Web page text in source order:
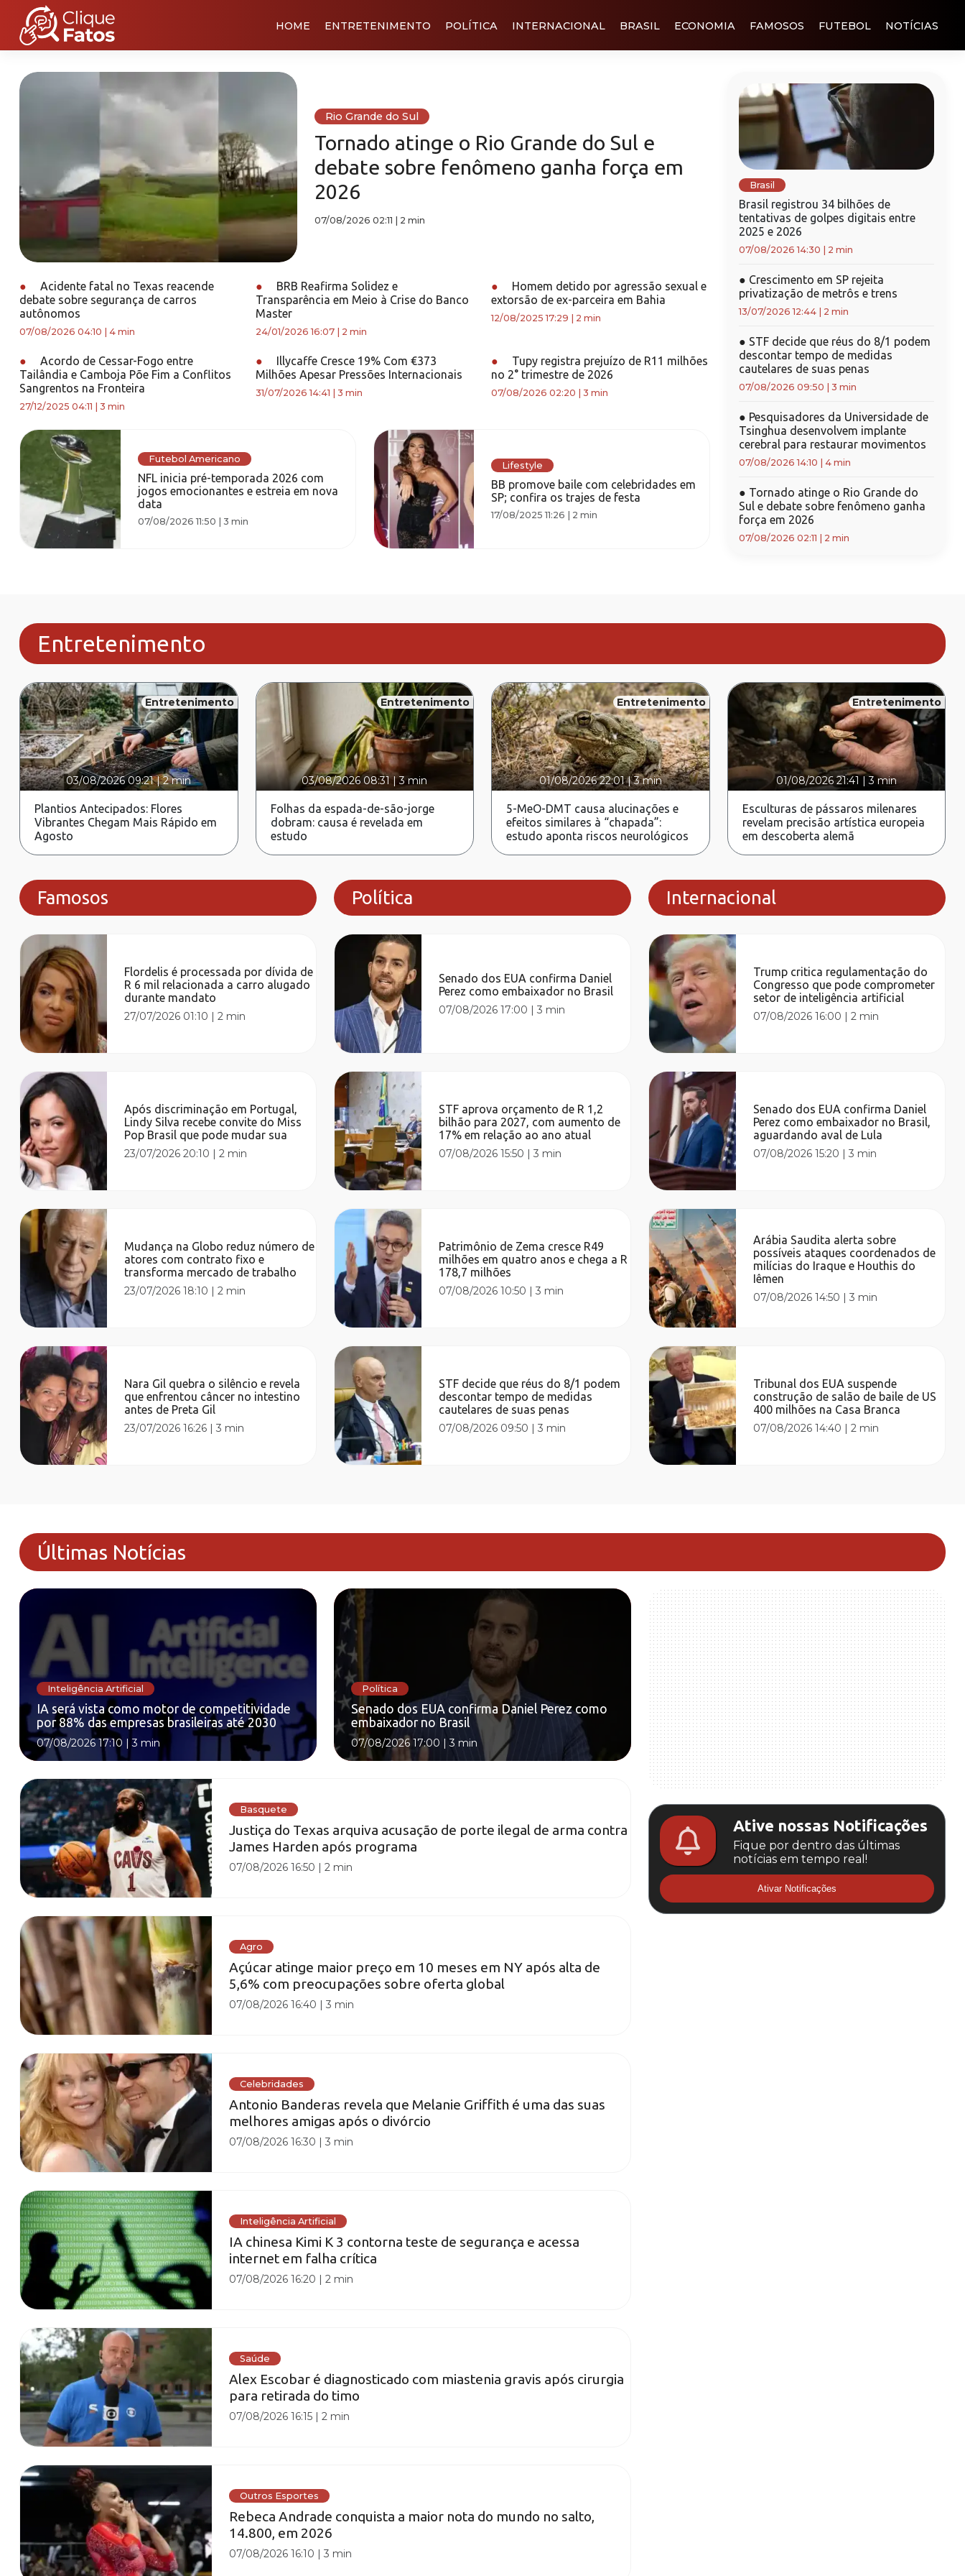
HOME ENTRETENIMENTO POLÍTICA INTERNACIONAL BRASIL ECONOMIA FAMOSOS FUTEBOL NOTÍCIAS
Rio Grande do Sul
Tornado atinge o Rio Grande do Sul e
debate sobre fenômeno ganha força em
2026
07/08/2026 02:11 2 min
●
Acidente fatal no Texas reacende
debate sobre segurança de carros
autônomos
07/08/2026 04:10 4 min
●
BRB Reafirma Solidez e
Transparência em Meio à Crise do Banco
Master
24/01/2026 16:07| 2 min
●
Homem detido por agressão sexual e
extorsão de ex-parceira em Bahia
12/08/2025 17:29 2 min
●
Acordo de Cessar-Fogo entre
Tailândia e Camboja Põe Fim a Conflitos
Sangrentos na Fronteira
27/12/2025 04:11 3 min
●
Illycaffe Cresce 19% Com €373
Milhões Apesar Pressões Internacionais
31/07/2026 14:41 3 min
●
Tupy registra prejuízo de R11 milhões
no 2° trimestre de 2026
07/08/2026 02:20 3 min
Futebol Americano
NFL inicia pré-temporada 2026 com
jogos emocionantes e estreia em nova
data
07/08/2026 11:50 | 3 min
Lifestyle
BB promove baile com celebridades em
SP; confira os trajes de festa
17/08/2025 11:26 | 2 min
Brasil
Brasil registrou 34 bilhões de
tentativas de golpes digitais entre
2025 e 2026
07/08/2026 14:30 2 min
● Crescimento em SP rejeita
privatização de metrôs e trens
13/07/2026 12:44| 2 min
● STF decide que réus do 8/1 podem
descontar tempo de medidas
cautelares de suas penas
07/08/2026 09:50 3 min
● Pesquisadores da Universidade de
Tsinghua desenvolvem implante
cerebral para restaurar movimentos
07/08/2026 14:10 4 min
● Tornado atinge o Rio Grande do
Sul e debate sobre fenômeno ganha
força em 2026
07/08/2026 02:11 2 min
Entretenimento
Entretenimento
03/08/2026 09:21|2 min
Plantios Antecipados: Flores
Vibrantes Chegam Mais Rápido em
Agosto
Entretenimento
03/08/2026 08:31|3 min
Folhas da espada-de-são-jorge
dobram: causa é revelada em
estudo
Entretenimento
01/08/2026 22:01|3 min
5-MeO-DMT causa alucinações e
efeitos similares à “chapada”:
estudo aponta riscos neurológicos
Entretenimento
01/08/2026 21:41 |3 min
Esculturas de pássaros milenares
revelam precisão artística europeia
em descoberta alemã
Famosos
Flordelis é processada por dívida de
R 6 mil relacionada a carro alugado
durante mandato
27/07/2026 01:10 |2 min
Após discriminação em Portugal,
Lindy Silva recebe convite do Miss
Pop Brasil que pode mudar sua
23/07/2026 20:10 |2 min
Mudança na Globo reduz número de
atores com contrato fixo e
transforma mercado de trabalho
23/07/2026 18:10 |2 min
Nara Gil quebra o silêncio e revela
que enfrentou câncer no intestino
antes de Preta Gil
23/07/2026 16:26 |3 min
Política
Senado dos EUA confirma Daniel
Perez como embaixador no Brasil
07/08/2026 17:00 |3 min
STF aprova orçamento de R 1,2
bilhão para 2027, com aumento de
17% em relação ao ano atual
07/08/2026 15:50 |3 min
Patrimônio de Zema cresce R49
milhões em quatro anos e chega a R
178,7 milhões
07/08/2026 10:50 |3 min
STF decide que réus do 8/1 podem
descontar tempo de medidas
cautelares de suas penas
07/08/2026 09:50 |3 min
Internacional
Trump critica regulamentação do
Congresso que pode comprometer
setor de inteligência artificial
07/08/2026 16:00 |2 min
Senado dos EUA confirma Daniel
Perez como embaixador no Brasil,
aguardando aval de Lula
07/08/2026 15:20 |3 min
Arábia Saudita alerta sobre
possíveis ataques coordenados de
milícias do Iraque e Houthis do
Iêmen
07/08/2026 14:50 |3 min
Tribunal dos EUA suspende
construção de salão de baile de US
400 milhões na Casa Branca
07/08/2026 14:40 |2 min
Últimas Notícias
Inteligência Artificial
IA será vista como motor de competitividade
por 88% das empresas brasileiras até 2030
07/08/2026 17:10 |3 min
Política
Senado dos EUA confirma Daniel Perez como
embaixador no Brasil
07/08/2026 17:00 |3 min
Basquete
Justiça do Texas arquiva acusação de porte ilegal de arma contra
James Harden após programa
07/08/2026 16:50 |2 min
Agro
Açúcar atinge maior preço em 10 meses em NY após alta de
5,6% com preocupações sobre oferta global
07/08/2026 16:40 |3 min
Celebridades
Antonio Banderas revela que Melanie Griffith é uma das suas
melhores amigas após o divórcio
07/08/2026 16:30 |3 min
Inteligência Artificial
IA chinesa Kimi K 3 contorna teste de segurança e acessa
internet em falha crítica
07/08/2026 16:20 |2 min
Saúde
Alex Escobar é diagnosticado com miastenia gravis após cirurgia
para retirada do timo
07/08/2026 16:15 |2 min
Outros Esportes
Rebeca Andrade conquista a maior nota do mundo no salto,
14.800, em 2026
07/08/2026 16:10 |3 min
Ative nossas Notificações
Fique por dentro das últimas
notícias em tempo real!
Ativar Notificações